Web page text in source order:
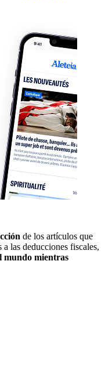
de los artículos que
las deducciones fiscales,
mundo mientras